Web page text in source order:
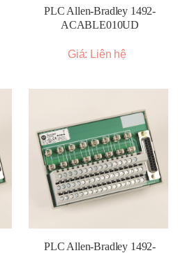
PLC Allen-Bradley 1492-
ACABLE010UD
Giá: Liên hệ
PLC Allen-Bradley 1492-